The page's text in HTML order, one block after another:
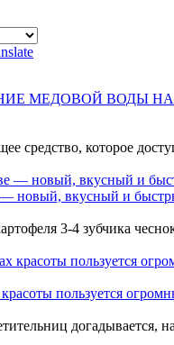
МЕДОВОЙ ВОДЫ
средство, которое
— новый, вкусный и
3-4 зубчика
пользуется
догадывается,